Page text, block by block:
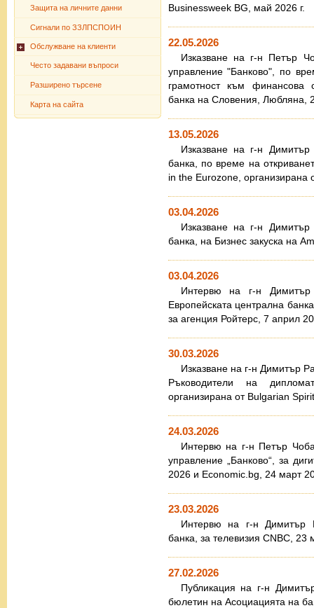
Защита на личните данни
Сигнали по ЗЗЛПСПОИН
Обслужване на клиенти
Често задавани въпроси
Разширено търсене
Карта на сайта
Businessweek BG, май 2026 г.
22.05.2026
Изказване на г-н Петър
управление "Банково", по
грамотност към финансова
банка на Словения, Любляна,
13.05.2026
Изказване на г-н
банка, по време на
in the Eurozone,
03.04.2026
Изказване на г-н
банка, на Бизнес закуска на
03.04.2026
Интервю на г-н
Европейската централна
за агенция Ройтерс, 7 април
30.03.2026
Изказване на г-н Димитър
Ръководители на
организирана от Bulgarian
24.03.2026
Интервю на г-н Петър
управление „Банково“, за
2026 и Еconomic.bg, 24 март
23.03.2026
Интервю на г-н Димитър
банка, за телевизия CNBC, 23
27.02.2026
Публикация на г-н
бюлетин на Асоциацията на